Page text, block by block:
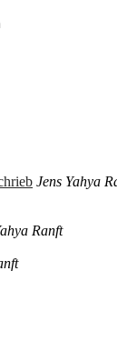
Jens Yahya
Ranft